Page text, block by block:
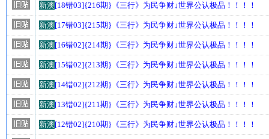
新澳[18错03]{216期}《三行》为民争财↓世界公认极品！！！！
新澳[17错03]{215期}《三行》为民争财↓世界公认极品！！！！
新澳[16错02]{214期}《三行》为民争财↓世界公认极品！！！！
新澳[15错02]{213期}《三行》为民争财↓世界公认极品！！！！
新澳[14错02]{212期}《三行》为民争财↓世界公认极品！！！！
新澳[13错02]{211期}《三行》为民争财↓世界公认极品！！！！
新澳[12错02]{210期}《三行》为民争财↓世界公认极品！！！！